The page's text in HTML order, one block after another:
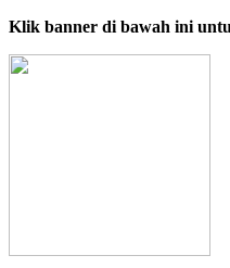
Klik banner di bawah ini